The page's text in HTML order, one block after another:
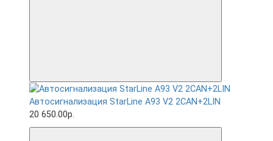
Автосигнализация StarLine A93 V2 2CAN+2LIN
20 650.00р.